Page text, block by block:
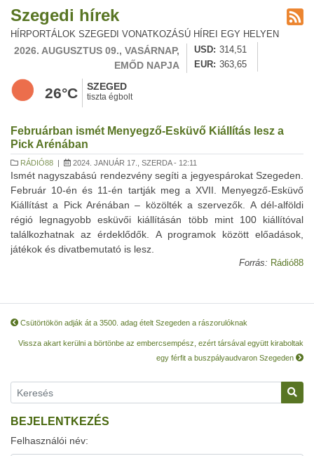
Szegedi hírek
HÍRPORTÁLOK SZEGEDI VONATKOZÁSÚ HÍREI EGY HELYEN
2026. AUGUSZTUS 09., VASÁRNAP,
EMŐD NAPJA
USD
314,51
EUR
363,65
26°C SZEGED
tiszta égbolt
Februárban ismét Menyegző-Esküvő Kiállítás lesz a
Pick Arénában
RÁDIÓ88 | 2024. JANUÁR 17., SZERDA - 12:11
Ismét nagyszabású rendezvény segíti a jegyespárokat Szegeden.
Február 10-én és 11-én tartják meg a XVII. Menyegző-Esküvő
Kiállítást a Pick Arénában – közölték a szervezők. A dél-alföldi
régió legnagyobb esküvői kiállításán több mint 100 kiállítóval
találkozhatnak az érdeklődők. A programok között előadások,
játékok és divatbemutató is lesz.
Forrás: Rádió88
Csütörtökön adják át a 3500. adag ételt Szegeden a rászorulóknak
Vissza akart kerülni a börtönbe az embercsempész, ezért társával együtt kiraboltak
egy férfit a buszpályaudvaron Szegeden
BEJELENTKEZÉS
Felhasználói név: